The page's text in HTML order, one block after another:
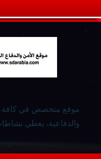
موقع متخصص في كافة
والدفاعية، يغطي